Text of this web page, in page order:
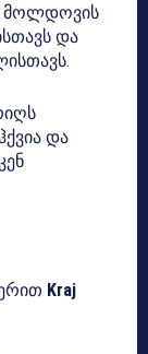
მოლდოვის
და
და
Kraj